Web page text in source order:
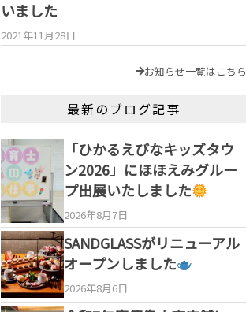
いました
2021年11月28日
お知らせ一覧はこちら
最新のブログ記事
「ひかるえびなキッズタウ
ン2026」にほほえみグルー
プ出展いたしました
2026年8月7日
SANDGLASSがリニューアル
オープンしました
2026年8月6日